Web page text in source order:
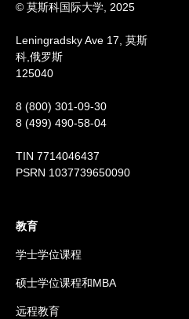
© 莫斯科国际大学, 2025
Leningradsky Ave 17, 莫斯
科,俄罗斯
125040
8 (800) 301-09-30
8 (499) 490-58-04
TIN 7714046437
PSRN 1037739650090
教育
学士学位课程
硕士学位课程和MBA
远程教育